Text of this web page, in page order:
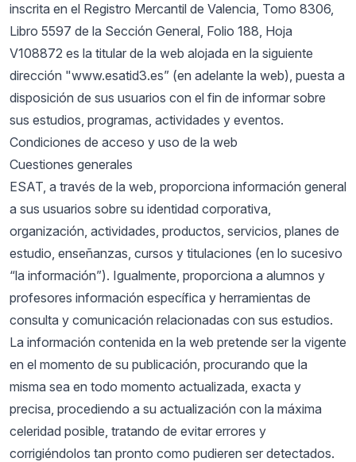
inscrita en el Registro Mercantil de Valencia, Tomo 8306,
Libro 5597 de la Sección General, Folio 188, Hoja
V108872 es la titular de la web alojada en la siguiente
dirección "www.esatid3.es” (en adelante la web), puesta a
disposición de sus usuarios con el fin de informar sobre
sus estudios, programas, actividades y eventos.
Condiciones de acceso y uso de la web
Cuestiones generales
ESAT, a través de la web, proporciona información general
a sus usuarios sobre su identidad corporativa,
organización, actividades, productos, servicios, planes de
estudio, enseñanzas, cursos y titulaciones (en lo sucesivo
“la información”). Igualmente, proporciona a alumnos y
profesores información específica y herramientas de
consulta y comunicación relacionadas con sus estudios.
La información contenida en la web pretende ser la vigente
en el momento de su publicación, procurando que la
misma sea en todo momento actualizada, exacta y
precisa, procediendo a su actualización con la máxima
celeridad posible, tratando de evitar errores y
corrigiéndolos tan pronto como pudieren ser detectados.